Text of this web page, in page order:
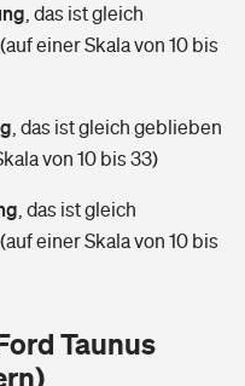
finden
Ihr Haus?
finden
ich im Alter?
das ist gleich
einer Skala von 10 bis
das ist gleich geblieben
von 10 bis 33)
das ist gleich
einer Skala von 10 bis
Taunus